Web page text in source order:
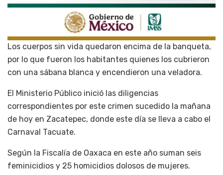
Los cuerpos sin vida quedaron encima de la banqueta,
por lo que fueron los habitantes quienes los cubrieron
con una sábana blanca y encendieron una veladora.
El Ministerio Público inició las diligencias
correspondientes por este crimen sucedido la mañana
de hoy en Zacatepec, donde este día se lleva a cabo el
Carnaval Tacuate.
Según la Fiscalía de Oaxaca en este año suman seis
feminicidios y 25 homicidios dolosos de mujeres.